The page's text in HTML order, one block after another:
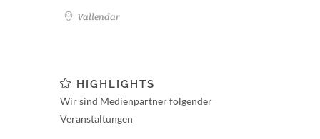
Vallendar
HIGHLIGHTS
Wir sind Medienpartner folgender
Veranstaltungen